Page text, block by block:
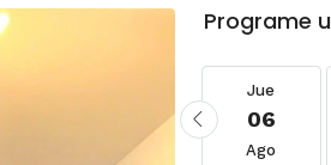
Programe
Ago
Jue
06
Ago